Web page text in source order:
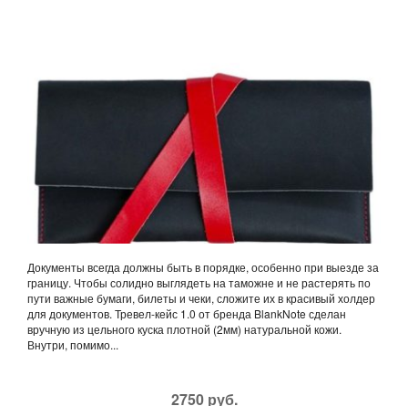
Документы всегда должны быть в порядке, особенно при выезде за
границу. Чтобы солидно выглядеть на таможне и не растерять по
пути важные бумаги, билеты и чеки, сложите их в красивый холдер
для документов. Тревел-кейс 1.0 от бренда BlankNote сделан
вручную из цельного куска плотной (2мм) натуральной кожи.
Внутри, помимо...
2750 руб.